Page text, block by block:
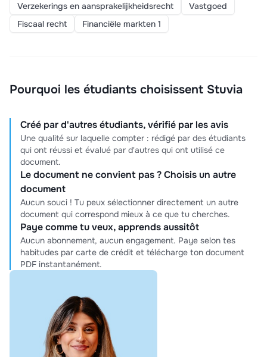
Verzekerings en aansprakelijkheidsrecht
Vastgoed
Fiscaal recht
Financiële markten 1
Pourquoi les étudiants choisissent Stuvia
Créé par d'autres étudiants, vérifié par les avis
Une qualité sur laquelle compter : rédigé par des étudiants
qui ont réussi et évalué par d'autres qui ont utilisé ce
document.
Le document ne convient pas ? Choisis un autre
document
Aucun souci ! Tu peux sélectionner directement un autre
document qui correspond mieux à ce que tu cherches.
Paye comme tu veux, apprends aussitôt
Aucun abonnement, aucun engagement. Paye selon tes
habitudes par carte de crédit et télécharge ton document
PDF instantanément.